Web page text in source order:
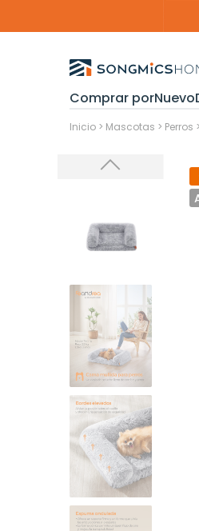
Comprar porNuevo
Inicio > Mascotas > Perros >